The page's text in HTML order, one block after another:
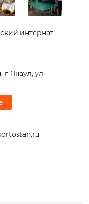
интернат
г Янаул, ул